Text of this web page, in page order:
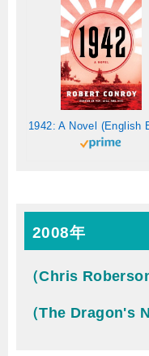
2008年
（Chris Roberson
（The Dragon's